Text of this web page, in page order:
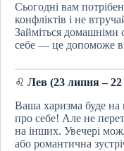
Сьогодні вам
конфліктів і не
Займіться домашніми
себе — це допоможе
♌ Лев (23 липня – 22
Ваша харизма буде на
про себе! Але не
на інших. Увечері
або романтична